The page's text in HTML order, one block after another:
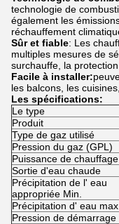
technologie de
également les
réchauffement
Sûr et fiable: Les
multiples mesures de
surchauffe, la
Facile à installer:
les balcons, les
Les spécifications:
Le type
Produit
Type de gaz utilisé
Pression du gaz (GPL)
Puissance de chauffage
Sortie d'eau chaude
Précipitation de l' eau
appropriée Min.
Précipitation d' eau max.
Pression de démarrage